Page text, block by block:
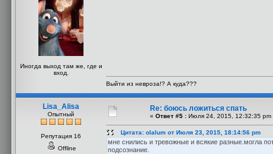
Иногда выход там же, где и
вход.
Выйти из невроза!? А куда???
Lisa_Alisa
Опытный
Репутация 16
Offline
Re: боюсь ложиться спать
« Ответ #5 : Июля 24, 2015, 12:32:35 pm
Цитата: olalum от Июля 23, 2015, 18:14:56 pm
мне снились и тревожные и всякие разные.могла
подсознание.